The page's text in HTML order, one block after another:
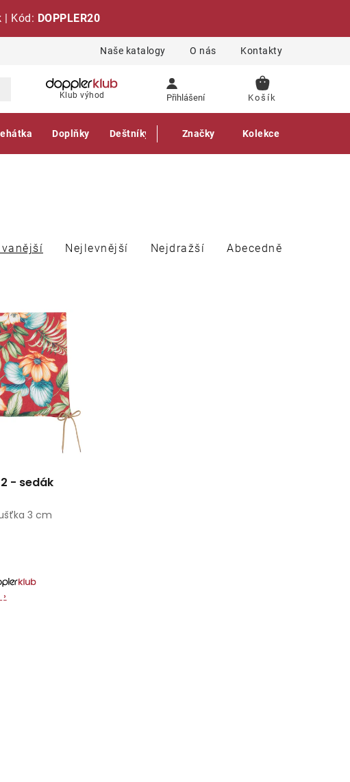
| Kód: DOPPLER20
Naše katalogy O nás Kontakty
Klub výhod Přihlášení
NÁKUPNÍ
Doplňky Deštníky Gastro produkty
Značky Kolekce
Nejlevnější Nejdražší Abecedně
- sedák
›
3 cm